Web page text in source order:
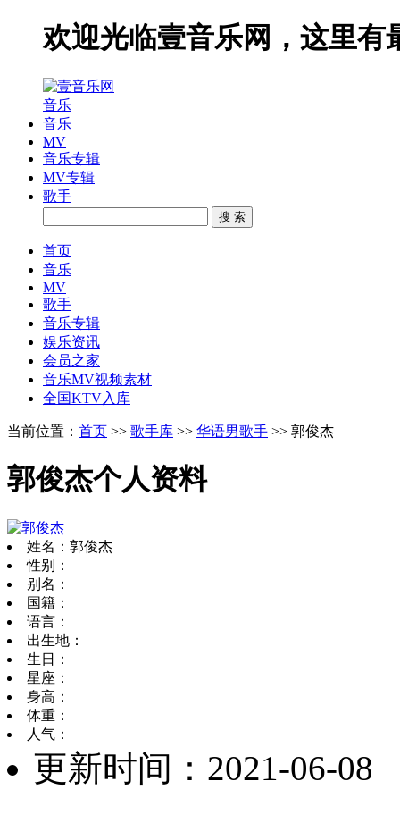
欢迎光临壹音乐网，这里有
音乐
音乐
MV
音乐专辑
MV专辑
歌手
搜 索
首页
音乐
MV
歌手
音乐专辑
娱乐资讯
会员之家
音乐MV视频素材
全国KTV入库
当前位置： 首页 >> 歌手库 >> 华语男歌手 >> 郭俊杰
郭俊杰个人资料
姓名：郭俊杰
性别：
别名：
国籍：
语言：
出生地：
生日：
星座：
身高：
体重：
人气：
更新时间：2021-06-08